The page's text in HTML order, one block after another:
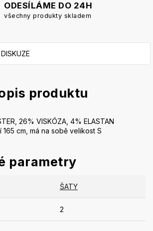
ODESÍLÁME DO 24H
všechny produkty skladem
DISKUZE
produktu
26% VISKÓZA, 4% ELASTAN
165 cm, má na sobě velikost S
parametry
ŠATY
2